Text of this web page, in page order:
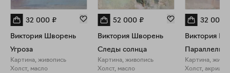
32 000 ₽
Виктория Шворень
Угроза
Картина, живопись
Холст, масло
52 000 ₽
Виктория Шворень
Следы солнца
Картина, живопись
Холст, масло
32 000
Виктория
Параллели
Картина,
Холст, акрил